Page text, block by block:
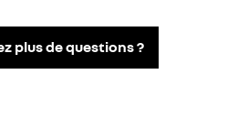
plus de questions ?